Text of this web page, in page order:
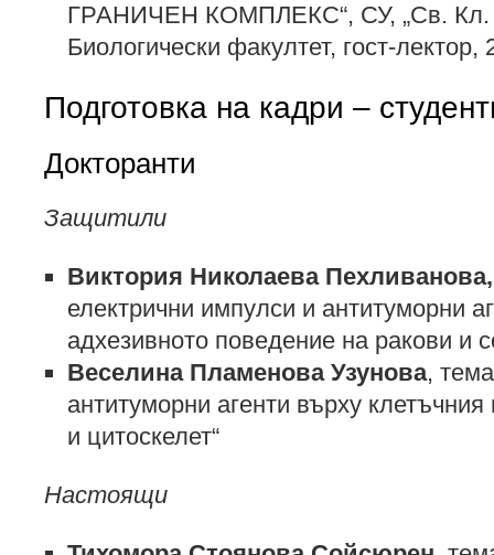
ГРАНИЧЕН КОМПЛЕКС“, СУ, „Св. Кл.
Биологически факултет, гост-лектор,
Подготовка на кадри –
Докторанти
Защитили
Виктория Николаева Пехливанова,
електрични импулси и антитуморни
адхезивното поведение на ракови и
Веселина Пламенова Узунова,
антитуморни агенти върху
и цитоскелет“
Настоящи